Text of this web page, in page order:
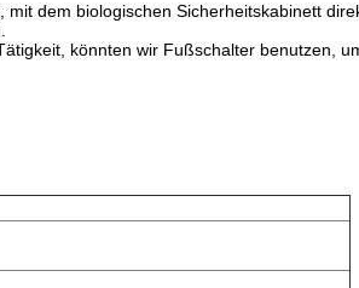
dem biologischen Sicherheitskabinett
könnten wir Fußschalter benutzen,